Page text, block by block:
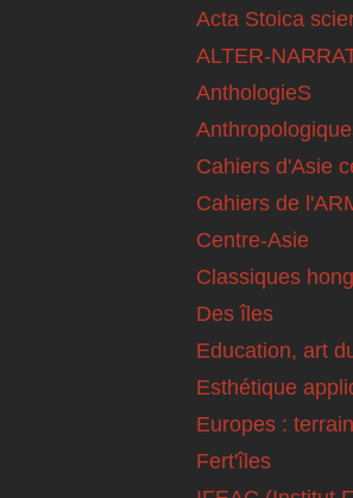
Acta Stoica
ALTER-
AnthologieS
Cahiers d'Asie
Cahiers de
Centre-Asie
Classiques
Des îles
Education, art
Esthétique
Europes :
Fert'îles